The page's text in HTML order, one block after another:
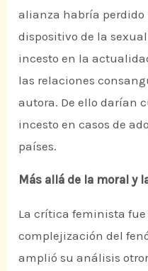
alianza habría perdido
dispositivo de la
incesto en la
las relaciones
autora. De ello darían
incesto en casos de
países.
Más allá de la moral y
La crítica feminista
complejización del
amplió su análisis